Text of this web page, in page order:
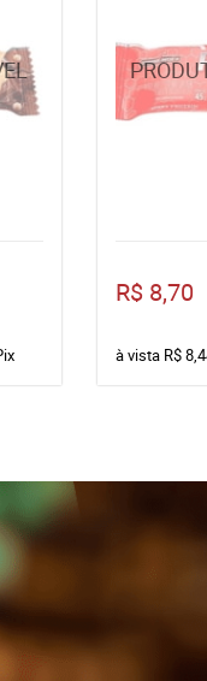
R$ 8,70
à vista R$